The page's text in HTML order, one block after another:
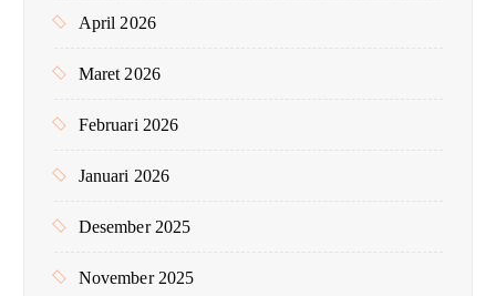
April 2026
Maret 2026
Februari 2026
Januari 2026
Desember 2025
November 2025